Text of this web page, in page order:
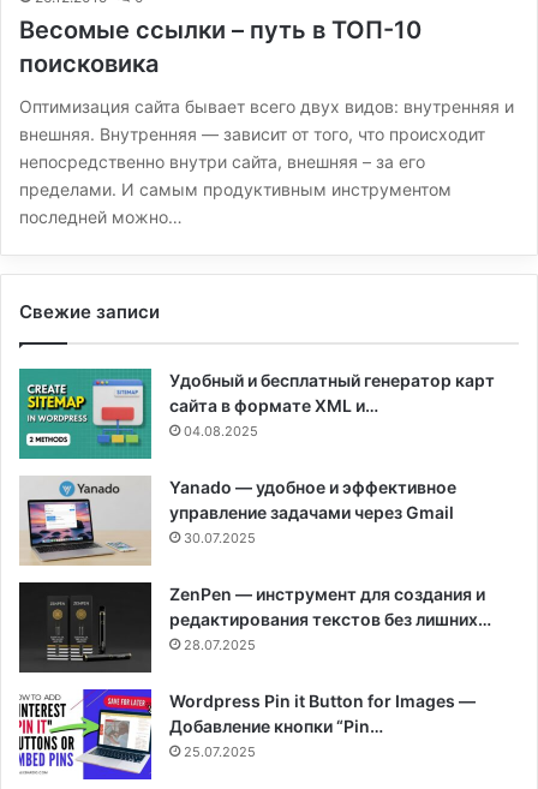
Весомые ссылки – путь в ТОП-10
поисковика
Оптимизация сайта бывает всего двух видов: внутренняя и
внешняя. Внутренняя — зависит от того, что происходит
непосредственно внутри сайта, внешняя – за его
пределами. И самым продуктивным инструментом
последней можно…
Свежие записи
Удобный и бесплатный генератор карт
сайта в формате XML и…
04.08.2025
Yanado — удобное и эффективное
управление задачами через Gmail
30.07.2025
ZenPen — инструмент для создания и
редактирования текстов без лишних…
28.07.2025
Wordpress Pin it Button for Images —
Добавление кнопки “Pin…
25.07.2025